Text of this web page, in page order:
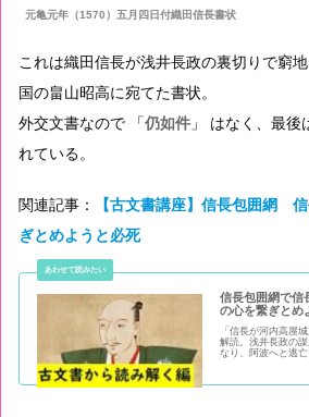
元亀元年（1570）五月四日付織田信長書状
これは織田信長が浅井長政の裏切りで窮
国の畠山昭高に宛てた書状。
外交文書なので 「仍如件 」 はなく、最後
れている。
関連記事：
【古文書講座】信長包囲網
ぎとめようと必死
信長包囲網で信
の心を繋ぎとめ
「信長が河内高屋
解読。浅井長政の
なり、阿波へと逃
していた。文面か
昭高の心を繋ぎと